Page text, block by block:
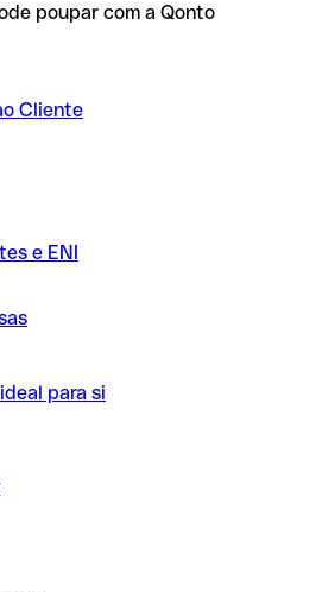
poupar com a Qonto
Cliente
e ENI
para si